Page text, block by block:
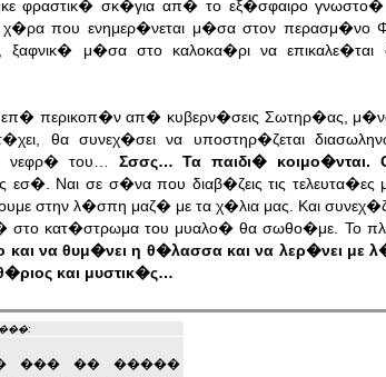
φραστικ� σκ�για απ� το εξ�σφαιρο
χ�ρα που ενημερ�νεται μ�σα στον
ξαφνικ� μ�σα στο καλοκα�ρι να
περικοπ�ν απ� κυβερν�σεις Σωτηρ�ας,
θα συνεχ�σει να υποστηρ�ζεται
νεφρ� του… Σσσς… Τα παιδι� κοιμο�νται.
εσ�. Ναι σε σ�να που διαβ�ζεις τις
στην λ�σπη μαζ� με τα χ�λια μας. Και
κατ�στρωμα του μυαλο� θα σωθο�με. Το
και να θυμ�νει η θ�λασσα και να λερ�νει με
και μυστικ�ς…
��� �� �����